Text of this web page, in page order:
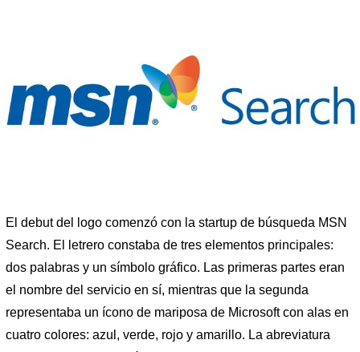
El debut del logo comenzó con la startup de búsqueda MSN
Search. El letrero constaba de tres elementos principales:
dos palabras y un símbolo gráfico. Las primeras partes eran
el nombre del servicio en sí, mientras que la segunda
representaba un ícono de mariposa de Microsoft con alas en
cuatro colores: azul, verde, rojo y amarillo. La abreviatura